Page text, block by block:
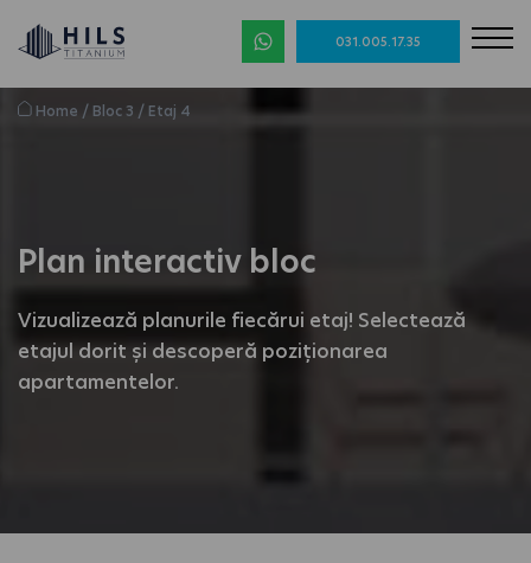
031.005.17.35
Home /Bloc 3 /Etaj 4
Plan interactiv bloc
Vizualizează planurile fiecărui etaj! Selectează
etajul dorit și descoperă poziționarea
apartamentelor.